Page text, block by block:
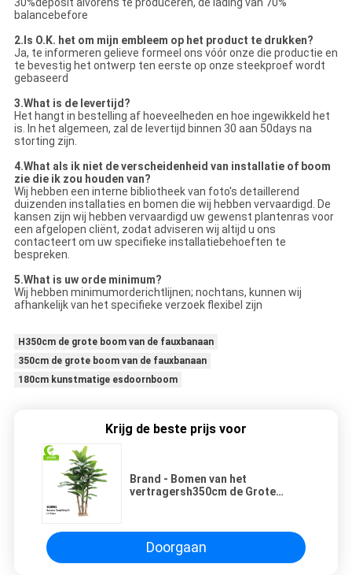
balancebefore
2.Is O.K. het om mijn embleem op het product te drukken?
Ja, te informeren gelieve formeel ons vóór onze die productie en
te bevestig het ontwerp ten eerste op onze steekproef wordt
gebaseerd
3.What is de levertijd?
Het hangt in bestelling af hoeveelheden en hoe ingewikkeld het
is. In het algemeen, zal de levertijd binnen 30 aan 50days na
storting zijn.
4.What als ik niet de verscheidenheid van installatie of boom
zie die ik zou houden van?
Wij hebben een interne bibliotheek van foto's detaillerend
duizenden installaties en bomen die wij hebben vervaardigd. De
kansen zijn wij hebben vervaardigd uw gewenst plantenras voor
een afgelopen cliënt, zodat adviseren wij altijd u ons
contacteert om uw specifieke installatiebehoeften te
bespreken.
5.What is uw orde minimum?
Wij hebben minimumorderichtlijnen; nochtans, kunnen wij
afhankelijk van het specifieke verzoek flexibel zijn
H350cm de grote boom van de fauxbanaan
350cm de grote boom van de fauxbanaan
180cm kunstmatige esdoornboom
Krijg de beste prijs voor
Brand - Bomen van het
vertragersh350cm de Grote
Doorgaan